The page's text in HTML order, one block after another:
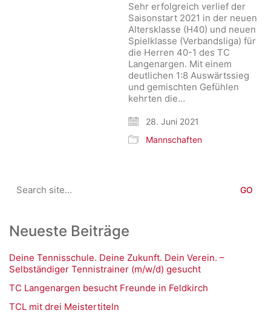
Sehr erfolgreich verlief der
Saisonstart 2021 in der neuen
Altersklasse (H40) und neuen
Spielklasse (Verbandsliga) für
die Herren 40-1 des TC
Langenargen. Mit einem
deutlichen 1:8 Auswärtssieg
und gemischten Gefühlen
kehrten die…
28. Juni 2021
Mannschaften
for:
Neueste Beiträge
Deine Tennisschule. Deine Zukunft. Dein Verein. –
Selbständiger Tennistrainer (m/w/d) gesucht
TC Langenargen besucht Freunde in Feldkirch
TCL mit drei Meistertiteln